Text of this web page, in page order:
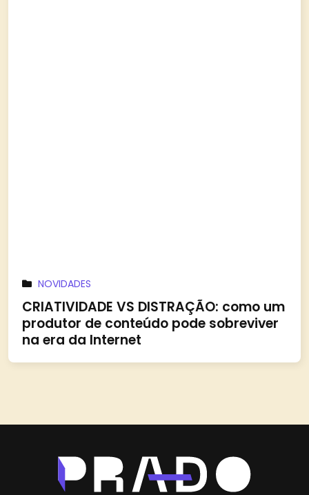
NOVIDADES
CRIATIVIDADE VS DISTRAÇÃO: como um
produtor de conteúdo pode sobreviver
na era da Internet